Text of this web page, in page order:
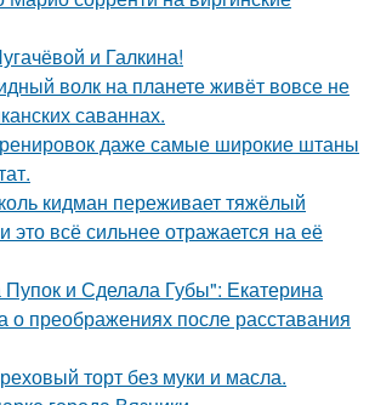
и Галкина!
волк на планете живёт вовсе не
саваннах.
даже самые широкие штаны
кидман переживает тяжёлый
это всё сильнее отражается на её
и Сделала Губы": Екатерина
о преображениях после расставания
торт без муки и масла.